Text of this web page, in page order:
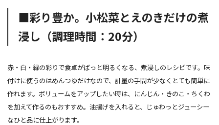
■彩り豊か。小松菜とえのきだけの煮
浸し（調理時間：20分）
赤・白・緑の彩りで食卓がぱっと明るくなる、煮浸しのレシピです。味
付けに使うのはめんつゆだけなので、計量の手間が少なくとても簡単に
作れます。ボリュームをアップしたい時は、にんじん・きのこ・ちくわ
を加えて作るのもおすすめ。油揚げを入れると、じゅわっとジューシー
なひと品に仕上がります。